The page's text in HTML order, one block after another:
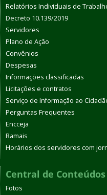
Relatórios Individuais de
Decreto 10.139/2019
Servidores
Plano de Ação
Convênios
Despesas
Informações classificadas
Licitações e contratos
Serviço de Informação ao
Perguntas Frequentes
Encceja
Ramais
Horários dos servidores com
Central de Conteúdos
Fotos